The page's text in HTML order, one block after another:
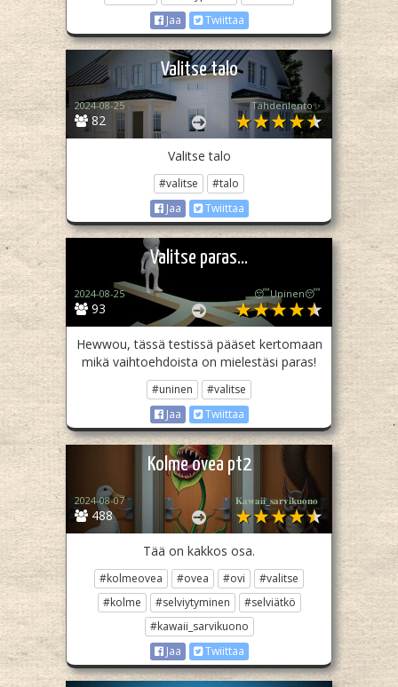
Jaa
Twiittaa
Valitse talo
82
2024-08-25 Tähdenlento✨
Valitse talo
#valitse
#talo
Jaa
Twiittaa
Valitse paras...
93
2024-08-25 😴Uninen😴
Hewwou, tässä testissä pääset kertomaan
mikä vaihtoehdoista on mielestäsi paras!
#uninen
#valitse
Jaa
Twiittaa
Kolme ovea pt2
488
2024-08-07 𝐊𝐚𝐰𝐚𝐢𝐢_𝐬𝐚𝐫𝐯𝐢𝐤𝐮𝐨𝐧𝐨​ ‎
Tää on kakkos osa.
#kolmeovea #ovea #ovi
#valitse
#kolme
#selviytyminen
#selviätkö
#kawaii_sarvikuono
Jaa
Twiittaa